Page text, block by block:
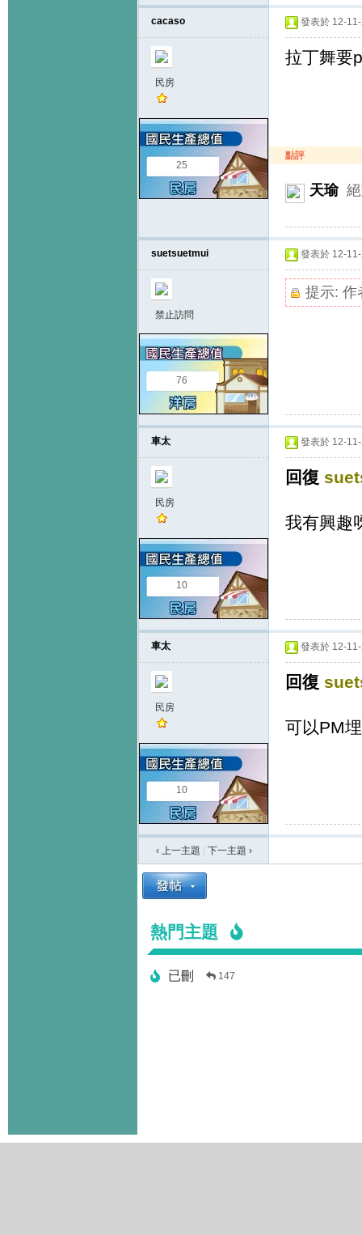
cacaso
民房
25
發表於 12-
拉丁舞要
點評
天瑜絕
suetsuetmui
禁止訪問
76
發表於 12-
提示: 作
車太
民房
10
發表於 12-
回復
我有興趣
車太
民房
10
發表於 12-
回復
可以PM
‹ 上一主題 下一主題 ›
熱門主題
已刪 147